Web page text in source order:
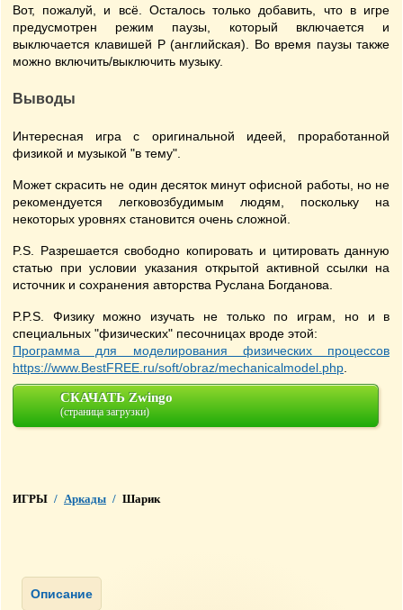
Вот, пожалуй, и всё. Осталось только добавить, что в игре
предусмотрен режим паузы, который включается и
выключается клавишей P (английская). Во время паузы также
можно включить/выключить музыку.
Выводы
Интересная игра с оригинальной идеей, проработанной
физикой и музыкой "в тему".
Может скрасить не один десяток минут офисной работы, но не
рекомендуется легковозбудимым людям, поскольку на
некоторых уровнях становится очень сложной.
P.S. Разрешается свободно копировать и цитировать данную
статью при условии указания открытой активной ссылки на
источник и сохранения авторства Руслана Богданова.
P.P.S. Физику можно изучать не только по играм, но и в
специальных "физических" песочницах вроде этой:
Программа для моделирования физических процессов
https://www.BestFREE.ru/soft/obraz/mechanicalmodel.php
СКАЧАТЬ Zwingo
(страница загрузки)
ИГРЫ / Аркады / Шарик